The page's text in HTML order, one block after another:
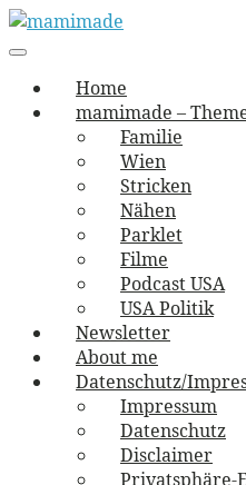
Skip
to
mamimade
vernäht und zugetextet
navigation
Menu
Home
mamimade –
Familie
Wien
Stricken
Nähen
Parklet
Filme
Podcast USA
USA Politik
Newsletter
About me
Datenschutz/
Impressum
Datenschutz
Disclaimer
Privatsphäre-